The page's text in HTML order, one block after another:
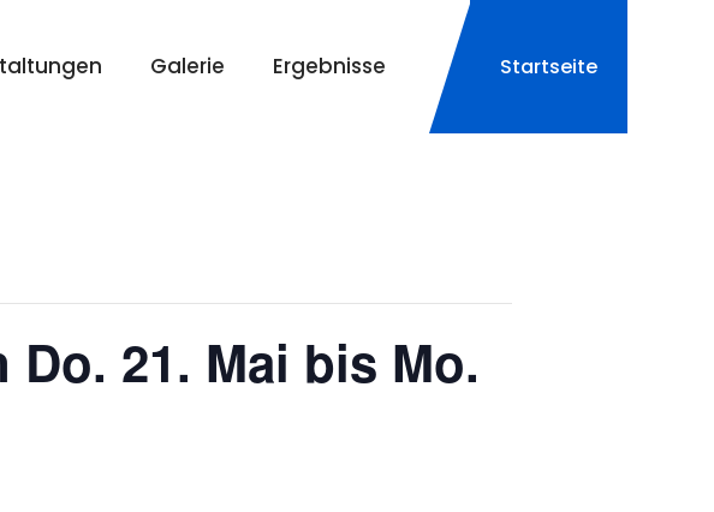
Startseite
Galerie Ergebnisse
Do. 21. Mai bis Mo.